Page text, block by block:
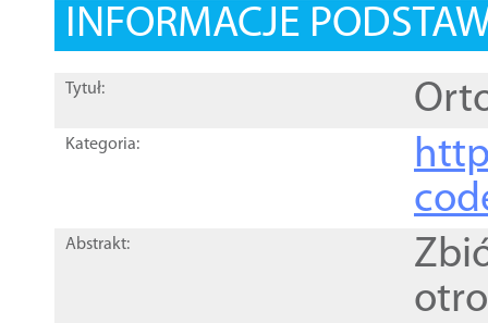
INFORMACJE
Tytuł:
Kategoria:
Abstrakt: